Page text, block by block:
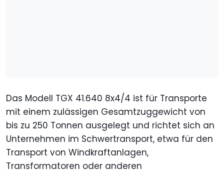
Das Modell TGX 41.640 8x4/4 ist für Transporte
mit einem zulässigen Gesamtzuggewicht von
bis zu 250 Tonnen ausgelegt und richtet sich an
Unternehmen im Schwertransport, etwa für den
Transport von Windkraftanlagen,
Transformatoren oder anderen